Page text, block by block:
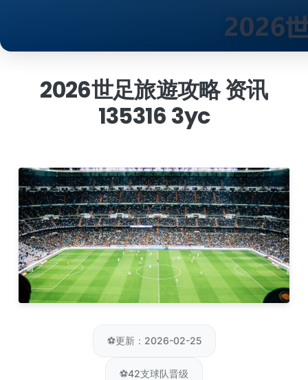
2026世足旅遊攻略 资讯
135316 3yc
⚽更新：2026-02-25
⚽42支球队晋级